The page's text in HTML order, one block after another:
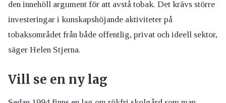
den innehöll argument för att avstå tobak. Det krävs större
investeringar i kunskapshöjande aktiviteter på
tobaksområdet från både offentlig, privat och ideell sektor,
säger Helen Stjerna.
Vill se en ny lag